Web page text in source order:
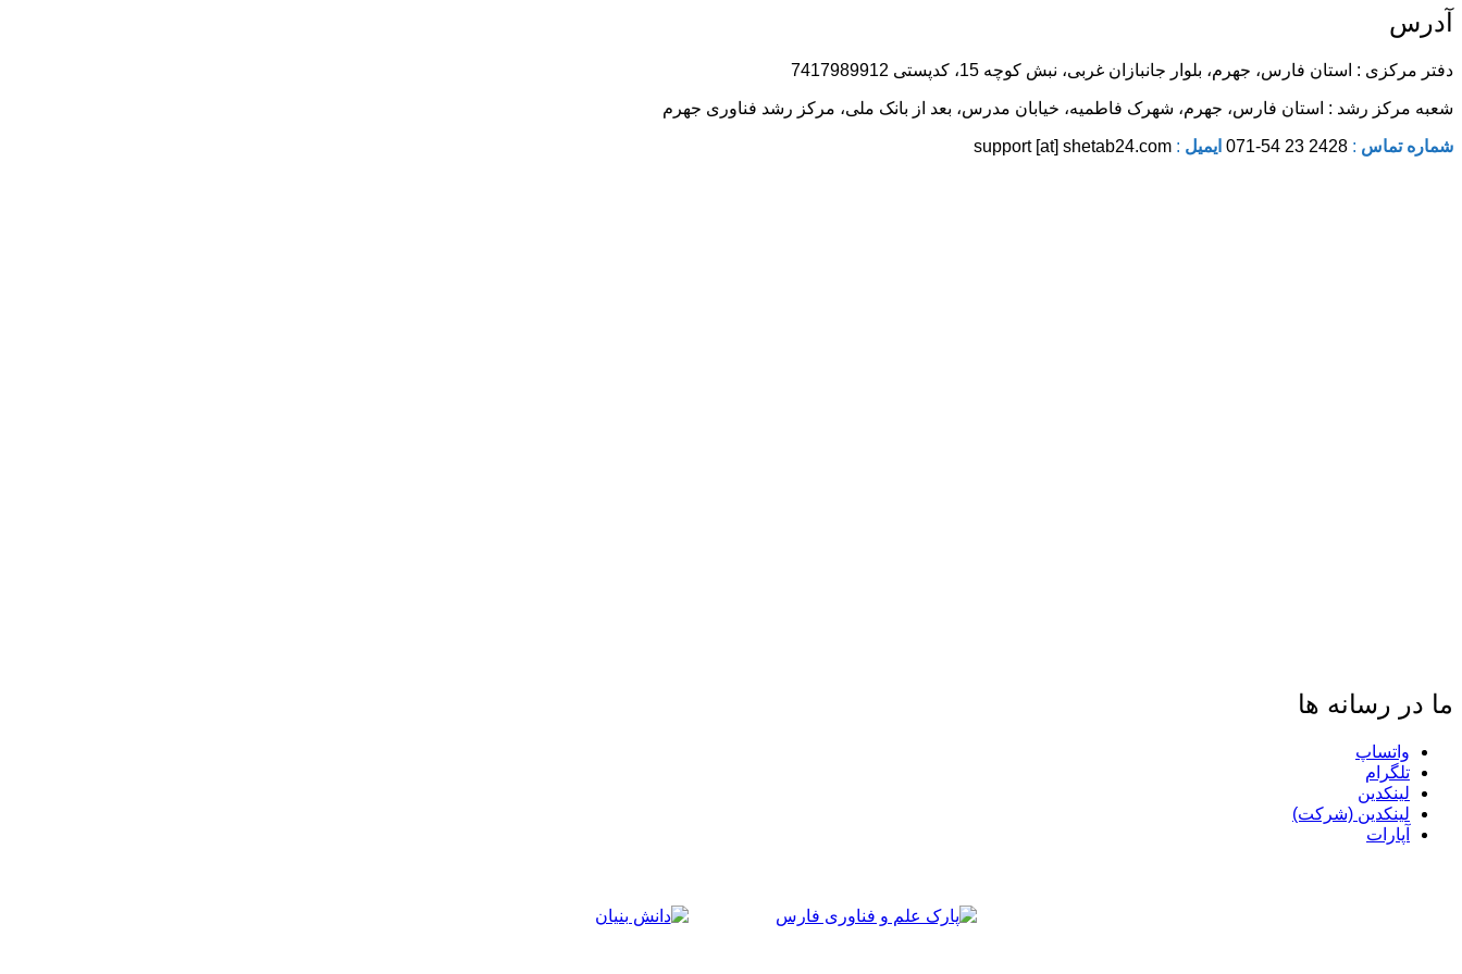
آدرس
دفتر مرکزی : استان فارس، جهرم، بلوار جانبازان غربی، نبش کوچه 15، کدپستی 7417989912
شعبه مرکز رشد : استان فارس، جهرم، شهرک فاطمیه، خیابان مدرس، بعد از بانک ملی، مرکز رشد فناوری جهرم
شماره تماس : ایمیل :
ما در رسانه ها
واتساپ
تلگرام
لینکدین
لینکدین (شرکت)
آپارات